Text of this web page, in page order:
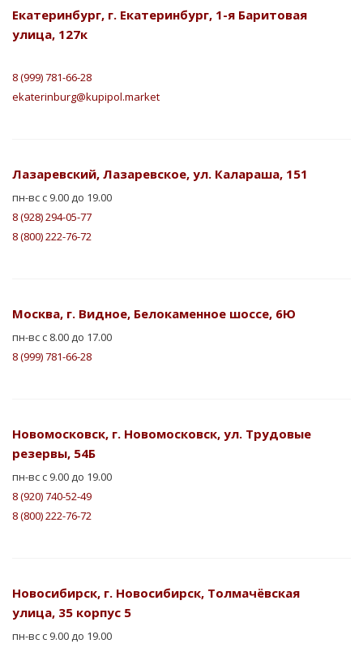
Екатеринбург, г. Екатеринбург, 1-я Баритовая
улица, 127к
8 (999) 781-66-28
ekaterinburg@kupipol.market
Лазаревский, Лазаревское, ул. Калараша, 151
пн-вс с 9.00 до 19.00
8 (928) 294-05-77
8 (800) 222-76-72
Москва, г. Видное, Белокаменное шоссе, 6Ю
пн-вс с 8.00 до 17.00
8 (999) 781-66-28
Новомосковск, г. Новомосковск, ул. Трудовые
резервы, 54Б
пн-вс с 9.00 до 19.00
8 (920) 740-52-49
8 (800) 222-76-72
Новосибирск, г. Новосибирск, Толмачёвская
улица, 35 корпус 5
пн-вс с 9.00 до 19.00